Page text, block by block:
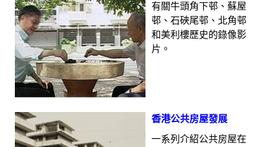
有關牛頭角下邨、蘇屋
邨、石硤尾邨、北角邨
和美利樓歷史的錄像影
片。
香港公共房屋發展
一系列介紹公共房屋在